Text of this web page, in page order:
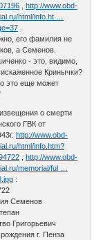
http://www.obd-
html/info.ht …
его фамилия не
а Семенов.
- это, видимо,
Кринычки?
это еще может
о смерти
ГВК от
http://www.obd-
html/info.htm?
http://www.obd-
memorial/ful …
:
Семенов
Григорьевич
г. Пенза